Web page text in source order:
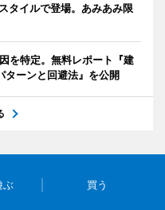
タイルで登場。あみあみ限
を特定。無料レポート『建
ターンと回避法』を公開
ぶ 買う